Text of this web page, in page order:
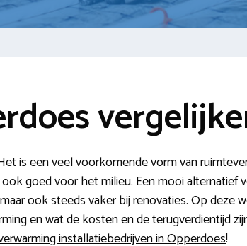
is een veel voorkomende vorm van
goed voor het milieu. Een mooi alternatief
ook steeds vaker bij renovaties. Op deze
en wat de kosten en de terugverdientijd
installatiebedrijven in Opperdoes!